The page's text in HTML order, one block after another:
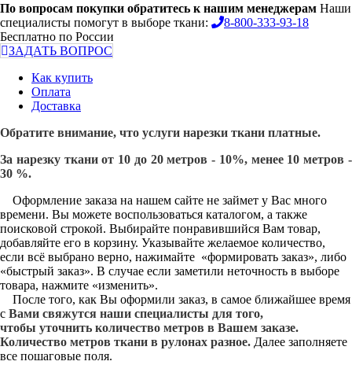
По вопросам покупки обратитесь к нашим менеджерам Наши
специалисты помогут в выборе ткани:
8-800-333-93-18
Бесплатно по России
ЗАДАТЬ ВОПРОС
Как купить
Оплата
Доставка
Обратите внимание, что услуги нарезки ткани платные.
За нарезку ткани от 10 до 20 метров - 10%, менее 10 метров -
30 %.
Оформление заказа на нашем сайте не займет у Вас много
времени. Вы можете воспользоваться каталогом, а также
поисковой строкой. Выбирайте понравившийся Вам товар,
добавляйте его в корзину. Указывайте желаемое количество,
если всё выбрано верно, нажимайте «формировать заказ», либо
«быстрый заказ». В случае если заметили неточность в выборе
товара, нажмите «изменить».
После того, как Вы оформили заказ, в самое ближайшее время
с Вами свяжутся наши специалисты для того,
чтобы уточнить количество метров в Вашем заказе.
Количество метров ткани в рулонах разное. Далее заполняете
все пошаговые поля.